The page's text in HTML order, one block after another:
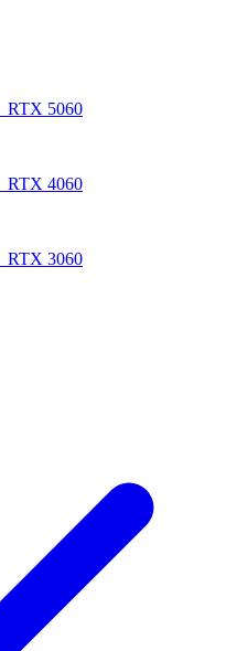
RTX 5060
RTX 4060
RTX 3060